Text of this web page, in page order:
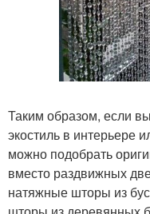
Таким образом, если
экостиль в интерьере
можно подобрать
вместо раздвижных
натяжные шторы из